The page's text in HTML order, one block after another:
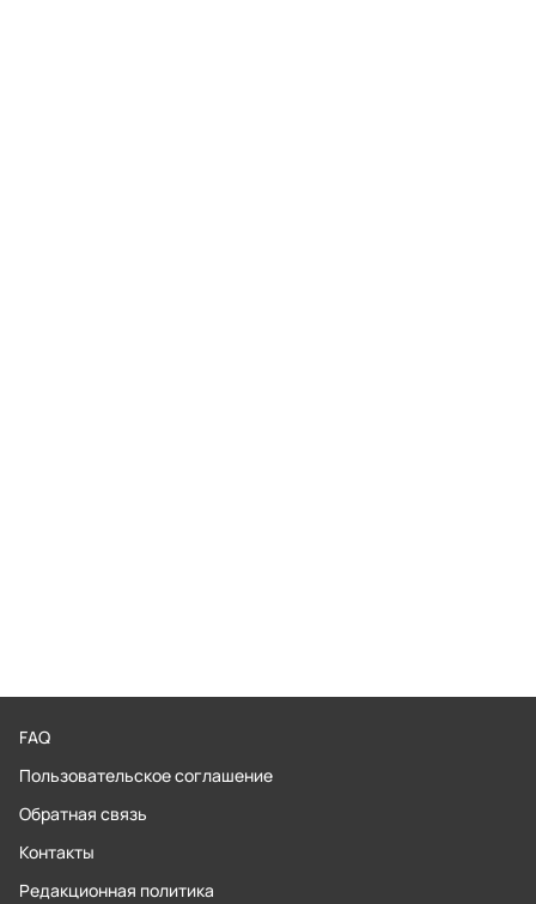
FAQ
Пользовательское соглашение
Обратная связь
Контакты
Редакционная политика